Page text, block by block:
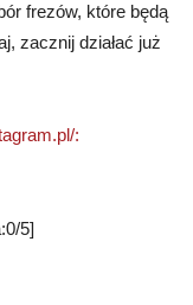
frezów, które będą
zacznij działać już
:
5]